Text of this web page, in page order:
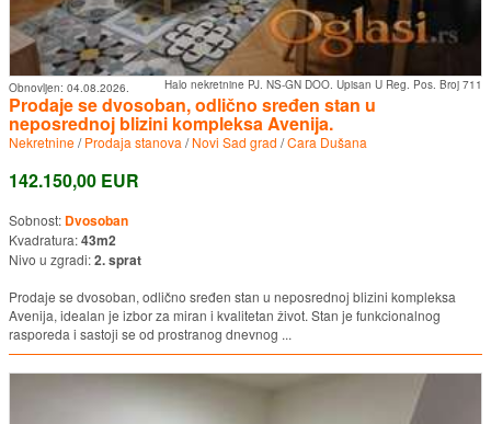
Halo nekretnine PJ. NS-GN DOO. Upisan U Reg. Pos. Broj 711
Obnovljen: 04.08.2026.
Prodaje se dvosoban, odlično sređen stan u
neposrednoj blizini kompleksa Avenija.
Nekretnine/Prodaja stanova/Novi Sad grad /Cara Dušana
142.150,00 EUR
Sobnost: Dvosoban
Kvadratura:43m2
Nivo u zgradi:2. sprat
Prodaje se dvosoban, odlično sređen stan u neposrednoj blizini kompleksa
Avenija, idealan je izbor za miran i kvalitetan život. Stan je funkcionalnog
rasporeda i sastoji se od prostranog dnevnog ...